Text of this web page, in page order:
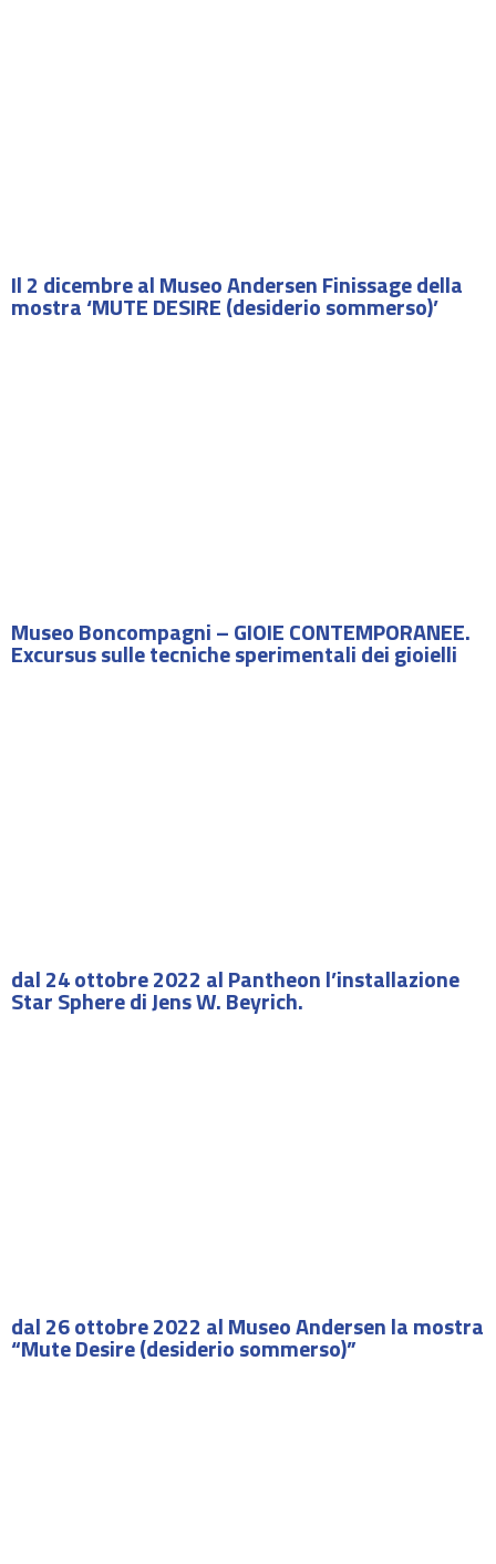
Il 2 dicembre al Museo Andersen Finissage della
mostra ‘MUTE DESIRE (desiderio sommerso)’
Museo Boncompagni – GIOIE CONTEMPORANEE.
Excursus sulle tecniche sperimentali dei gioielli
dal 24 ottobre 2022 al Pantheon l’installazione
Star Sphere di Jens W. Beyrich.
dal 26 ottobre 2022 al Museo Andersen la mostra
“Mute Desire (desiderio sommerso)”